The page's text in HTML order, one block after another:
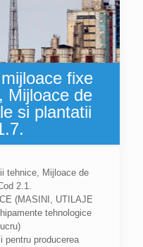
fixe
Mijloace de
si plantatii
tehnice, Mijloace de
2.1.
(MASINI, UTILAJE
tehnologice
pentru producerea